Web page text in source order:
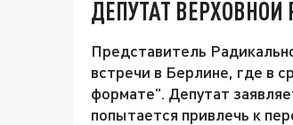
ДЕПУТАТ
Представитель
встречи в Берлине, где в
формате". Депутат
попытается привлечь к